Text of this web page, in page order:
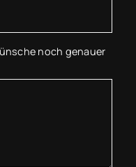
noch genauer